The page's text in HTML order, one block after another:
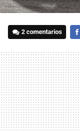
2 comentarios